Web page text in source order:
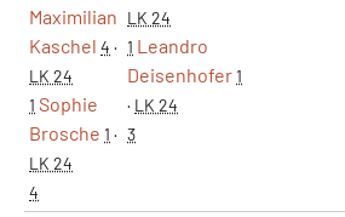
Maximilian
Kaschel 4 ·
LK 24
1 Sophie
Brosche 1 ·
LK 24
4
LK 24
1 Leandro
Deisenhofer1
· LK 24
3